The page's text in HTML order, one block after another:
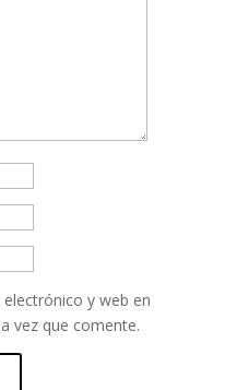
y web en
vez que comente.